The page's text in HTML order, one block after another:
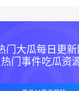
门大瓜每日更
门事件吃瓜资